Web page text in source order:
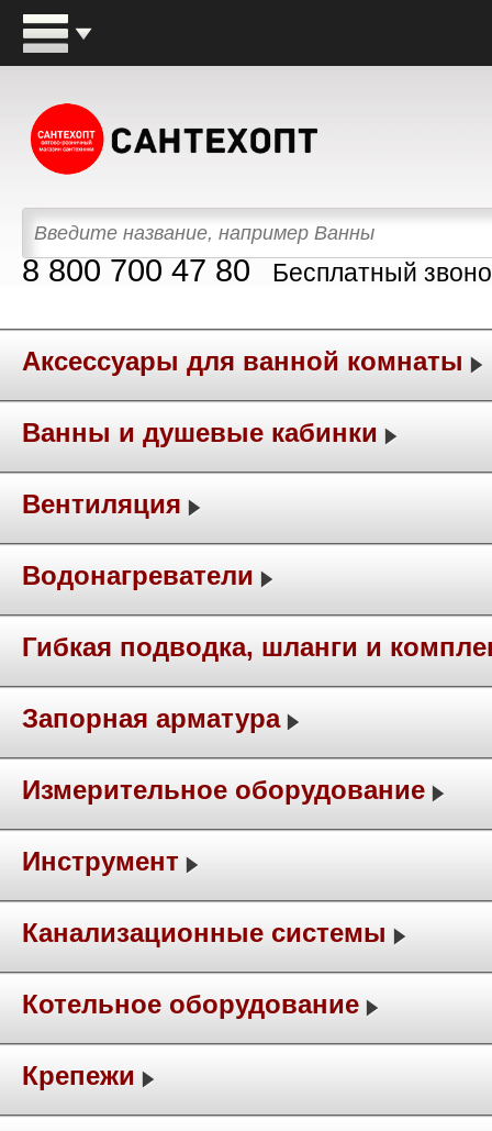
8 800 700 47 80 Бесплатный
Аксессуары для ванной комнаты
Ванны и душевые кабинки
Вентиляция
Водонагреватели
Гибкая подводка, шланги и
Запорная арматура
Измерительное оборудование
Инструмент
Канализационные системы
Котельное оборудование
Крепежи